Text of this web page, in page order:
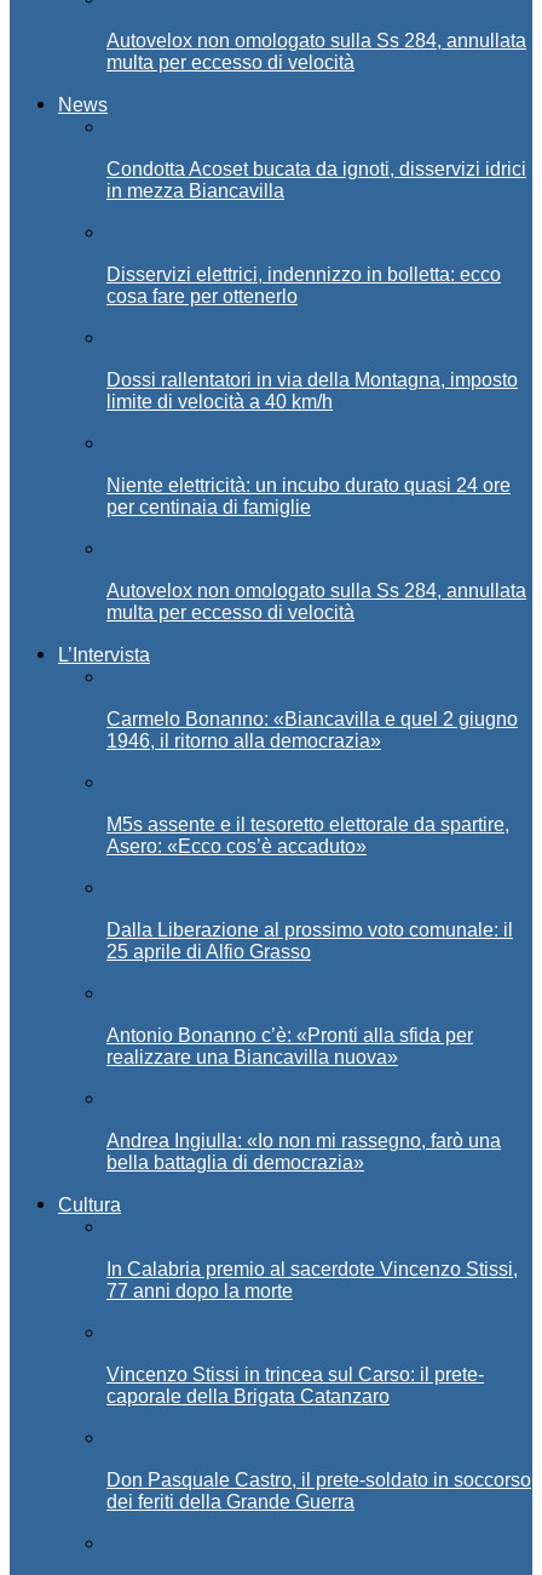
Autovelox non omologato sulla Ss 284, annullata
multa per eccesso di velocità
News
Condotta Acoset bucata da ignoti, disservizi idrici
in mezza Biancavilla
Disservizi elettrici, indennizzo in bolletta: ecco
cosa fare per ottenerlo
Dossi rallentatori in via della Montagna, imposto
limite di velocità a 40 km/h
Niente elettricità: un incubo durato quasi 24 ore
per centinaia di famiglie
Autovelox non omologato sulla Ss 284, annullata
multa per eccesso di velocità
L’Intervista
Carmelo Bonanno: «Biancavilla e quel 2 giugno
1946, il ritorno alla democrazia»
M5s assente e il tesoretto elettorale da spartire,
Asero: «Ecco cos’è accaduto»
Dalla Liberazione al prossimo voto comunale: il
25 aprile di Alfio Grasso
Antonio Bonanno c’è: «Pronti alla sfida per
realizzare una Biancavilla nuova»
Andrea Ingiulla: «Io non mi rassegno, farò una
bella battaglia di democrazia»
Cultura
In Calabria premio al sacerdote Vincenzo Stissi,
77 anni dopo la morte
Vincenzo Stissi in trincea sul Carso: il prete-
caporale della Brigata Catanzaro
Don Pasquale Castro, il prete-soldato in soccorso
dei feriti della Grande Guerra